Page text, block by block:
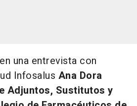
una entrevista con
Infosalus Ana Dora
Adjuntos, Sustitutos y